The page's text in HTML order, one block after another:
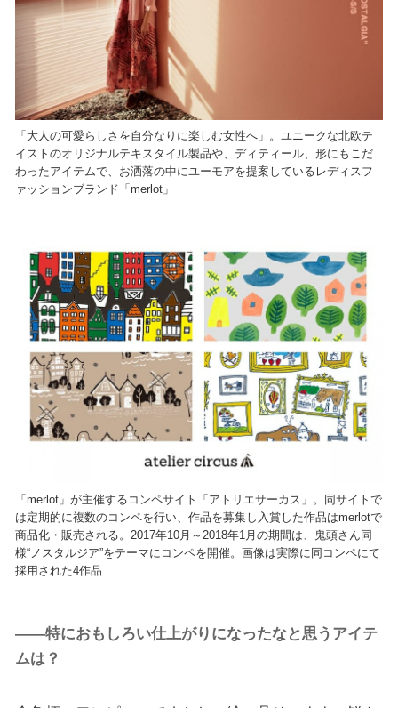
「大人の可愛らしさを自分なりに楽しむ女性へ」。ユニークな北欧テ
イストのオリジナルテキスタイル製品や、ディティール、形にもこだ
わったアイテムで、お洒落の中にユーモアを提案しているレディスフ
ァッションブランド「merlot」
「merlot」が主催するコンペサイト「アトリエサーカス」。同サイトで
は定期的に複数のコンペを行い、作品を募集し入賞した作品はmerlotで
商品化・販売される。2017年10月～2018年1月の期間は、鬼頭さん同
様“ノスタルジア”をテーマにコンペを開催。画像は実際に同コンペにて
採用された4作品
――特におもしろい仕上がりになったなと思うアイテ
ムは？